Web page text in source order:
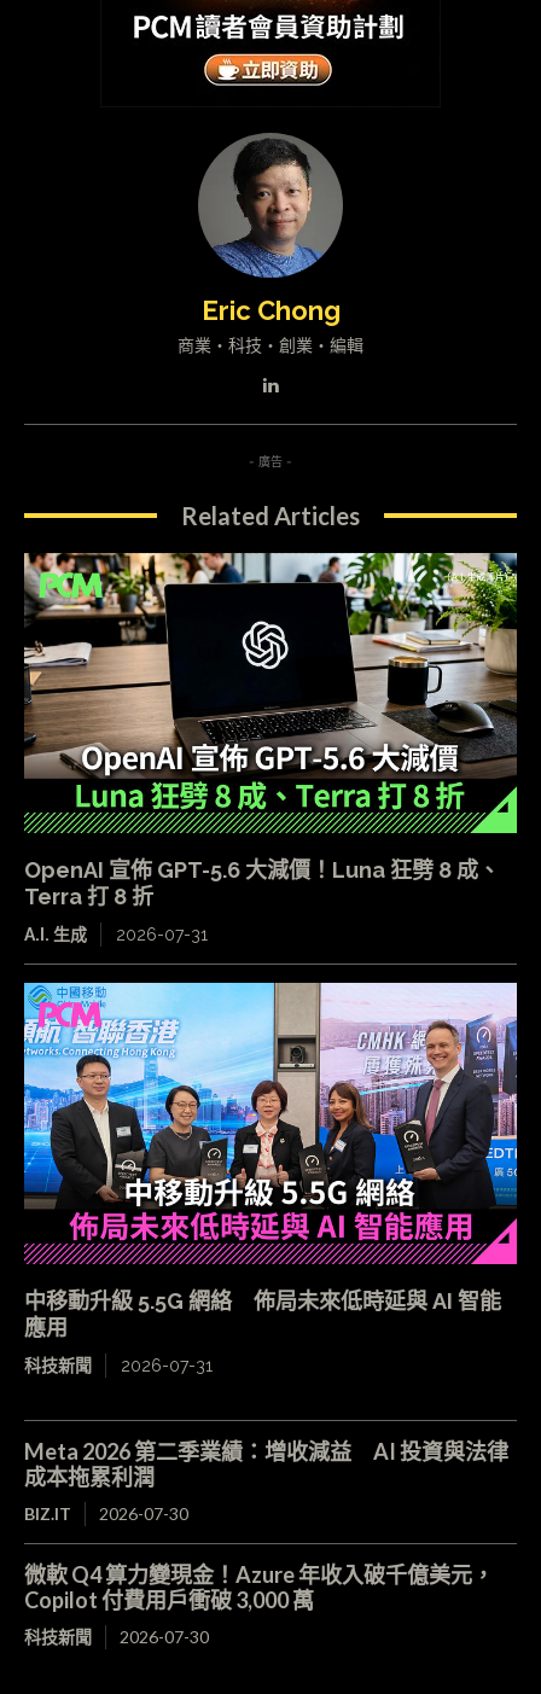
Eric Chong
商業・科技・創業・編輯
- 廣告 -
Related Articles
OpenAI 宣佈 GPT-5.6 大減價！Luna 狂劈 8 成、
Terra 打 8 折
A.I. 生成 2026-07-31
中移動升級 5.5G 網絡 佈局未來低時延與 AI 智能
應用
科技新聞 2026-07-31
Meta 2026 第二季業績：增收減益 AI 投資與法律
成本拖累利潤
BIZ.IT 2026-07-30
微軟 Q4 算力變現金！Azure 年收入破千億美元，
Copilot 付費用戶衝破 3,000 萬
科技新聞 2026-07-30